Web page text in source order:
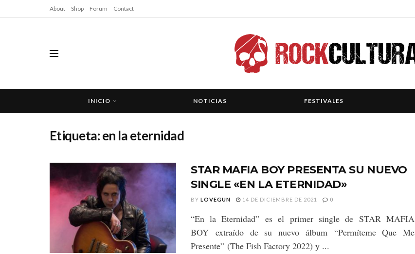
About Shop Forum Contact
INICIO NOTICIAS FESTIVALES
Etiqueta:en la eternidad
STAR MAFIA BOY PRESENTA SU NUEVO
SINGLE «EN LA ETERNIDAD»
BY LOVEGUN 14 DE DICIEMBRE DE 2021 0
“En la Eternidad” es el primer single de STAR MAFIA
BOY extraído de su nuevo álbum “Permíteme Que Me
Presente” (The Fish Factory 2022) y ...